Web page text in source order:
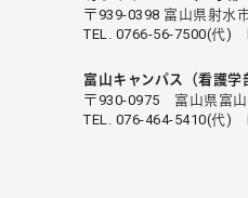
〒939-0398 富山県射水
TEL. 0766-56-7500(代)
富山キャンパス（看護学
〒930-0975 富山県富
TEL. 076-464-5410(代)